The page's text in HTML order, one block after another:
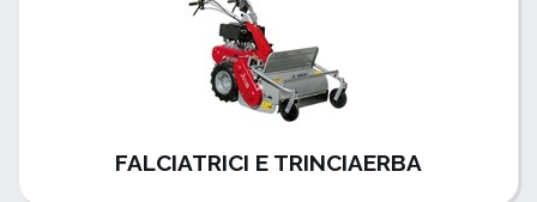
FALCIATRICI E TRINCIAERBA